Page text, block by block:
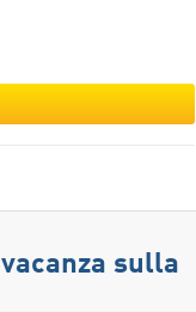
sulla